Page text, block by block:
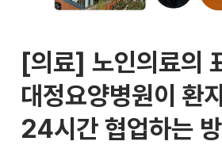
[의료] 노인의료의
대정요양병원이 환
24시간 협업하는